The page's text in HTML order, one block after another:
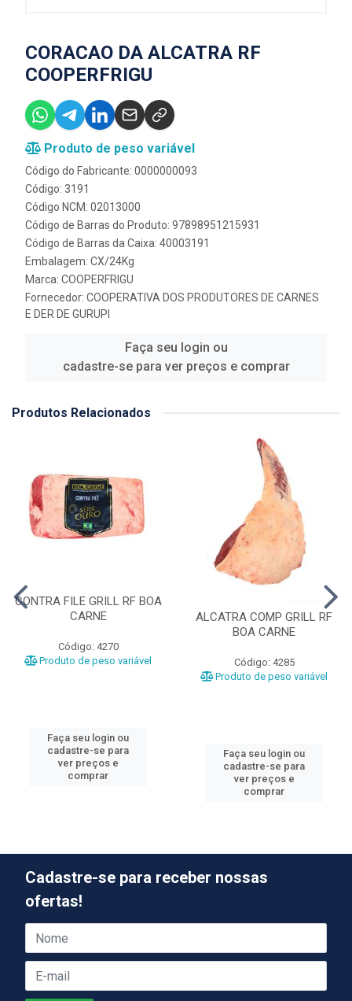
CORACAO DA ALCATRA RF
COOPERFRIGU
Produto de peso variável
Código do Fabricante: 0000000093
Código: 3191
Código NCM: 02013000
Código de Barras do Produto: 97898951215931
Código de Barras da Caixa: 40003191
Embalagem: CX/24Kg
Marca: COOPERFRIGU
Fornecedor: COOPERATIVA DOS PRODUTORES DE CARNES
E DER DE GURUPI
Faça seu login ou
cadastre-se para ver preços e comprar
Produtos Relacionados
CONTRA FILE GRILL RF BOA
CARNE
Código: 4270
Produto de peso variável
Faça seu login ou
cadastre-se para
ver preços e
comprar
ALCATRA COMP GRILL RF
BOA CARNE
Código: 4285
Produto de peso variável
Faça seu login ou
cadastre-se para
ver preços e
comprar
Cadastre-se para receber nossas
ofertas!